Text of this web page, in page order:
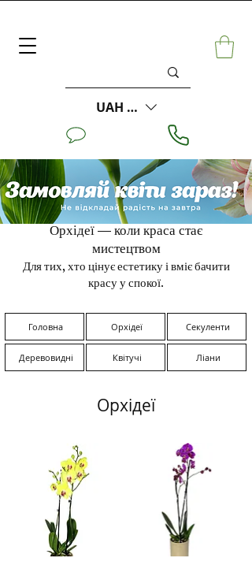
UAH (₴)
Орхідеї — коли краса стає
мистецтвом
Для тих, хто цінує естетику і вміє бачити
красу у спокої.
Головна
Деревовидні
Орхідеї
Квітучі
Секуленти
Ліани
Орхідеї